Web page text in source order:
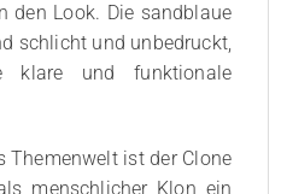
den Look. Die sandblaue
schlicht und unbedruckt,
und funktionale
Themenwelt ist der Clone
menschlicher Klon ein